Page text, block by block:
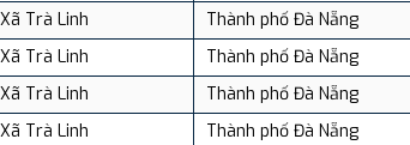
Xã Trà Linh
Thành phố Đà Nẵng
Xã Trà Linh
Thành phố Đà Nẵng
Xã Trà Linh
Thành phố Đà Nẵng
Xã Trà Linh
Thành phố Đà Nẵng